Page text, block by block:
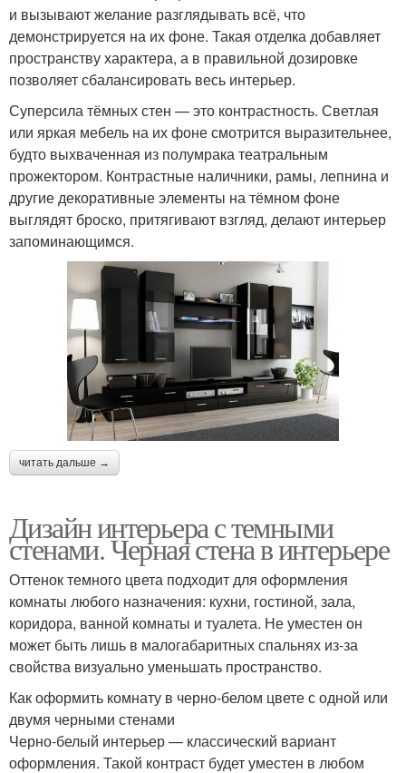
и вызывают желание разглядывать всё, что
демонстрируется на их фоне. Такая отделка добавляет
пространству характера, а в правильной дозировке
позволяет сбалансировать весь интерьер.
Суперсила тёмных стен — это контрастность. Светлая
или яркая мебель на их фоне смотрится выразительнее,
будто выхваченная из полумрака театральным
прожектором. Контрастные наличники, рамы, лепнина и
другие декоративные элементы на тёмном фоне
выглядят броско, притягивают взгляд, делают интерьер
запоминающимся.
читать дальше →
Дизайн интерьера с темными
стенами. Черная стена в интерьере
Оттенок темного цвета подходит для оформления
комнаты любого назначения: кухни, гостиной, зала,
коридора, ванной комнаты и туалета. Не уместен он
может быть лишь в малогабаритных спальнях из-за
свойства визуально уменьшать пространство.
Как оформить комнату в черно-белом цвете с одной или
двумя черными стенами
Черно-белый интерьер — классический вариант
оформления. Такой контраст будет уместен в любом